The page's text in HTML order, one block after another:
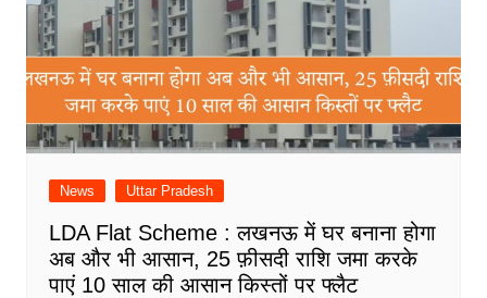
News Uttar Pradesh
LDA Flat Scheme : लखनऊ में घर बनाना होगा
अब और भी आसान, 25 फ़ीसदी राशि जमा करके
पाएं 10 साल की आसान किस्तों पर फ्लैट